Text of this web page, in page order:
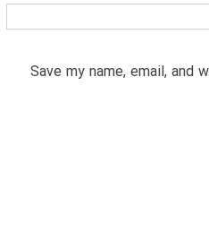
Save my name, email,